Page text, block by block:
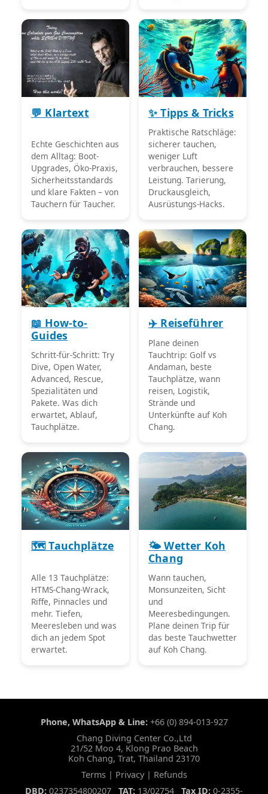
💬 Klartext
Echte Geschichten aus
dem Alltag: Boot-
Upgrades, Öko-Praxis,
Sicherheitsstandards
und klare Fakten – von
Tauchern für Taucher.
✨ Tipps & Tricks
Praktische Ratschläge:
sicherer tauchen,
weniger Luft
verbrauchen, bessere
Leistung. Tarierung,
Druckausgleich,
Ausrüstungs-Hacks.
📖 How-to-
Guides
Schritt-für-Schritt: Try
Dive, Open Water,
Advanced, Rescue,
Spezialitäten und
Pakete. Was dich
erwartet, Ablauf,
Tauchplätze.
✈️ Reiseführer
Plane deinen
Tauchtrip: Golf vs
Andaman, beste
Tauchplätze, wann
reisen, Logistik,
Strände und
Unterkünfte auf Koh
Chang.
🗺️ Tauchplätze
Alle 13 Tauchplätze:
HTMS-Chang-Wrack,
Riffe, Pinnacles und
mehr. Tiefen,
Meeresleben und was
dich an jedem Spot
erwartet.
🌤️ Wetter Koh
Chang
Wann tauchen,
Monsunzeiten, Sicht
und
Meeresbedingungen.
Plane deinen Trip für
das beste Tauchwetter
auf Koh Chang.
Phone, WhatsApp & Line: +66 (0) 894-013-927
Chang Diving Center Co.,Ltd
21/52 Moo 4, Klong Prao Beach
Koh Chang, Trat, Thailand 23170
Terms| Privacy| Refunds
DBD: 0237354800207 TAT: 13/02754 Tax ID: 0-2355-